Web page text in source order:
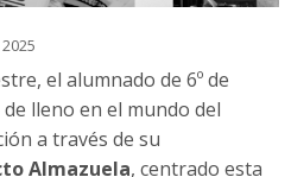
el alumnado de 6º de
lleno en el mundo del
a través de su
Almazuela, centrado esta